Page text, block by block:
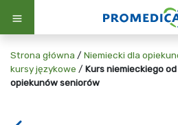
Strona główna / Niemiecki dla
kursy językowe / Kurs niemieckiego
opiekunów seniorów